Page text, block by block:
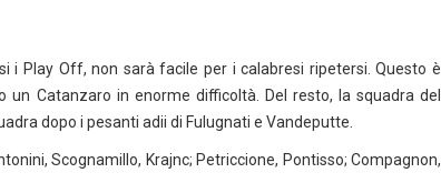
i Play Off, non sarà facile per i calabresi ripetersi. Questo è
Catanzaro in enorme difficoltà. Del resto, la squadra del
dopo i pesanti adii di Fulugnati e Vandeputte.
Scognamillo, Krajnc; Petriccione, Pontisso; Compagnon,